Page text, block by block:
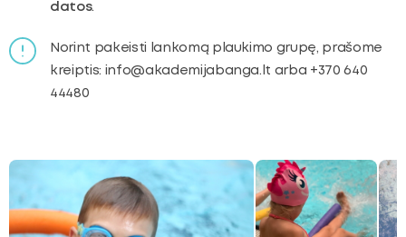
datos.
Norint pakeisti lankomą plaukimo grupę, prašome
kreiptis: info@akademijabanga.lt arba +370 640
44480